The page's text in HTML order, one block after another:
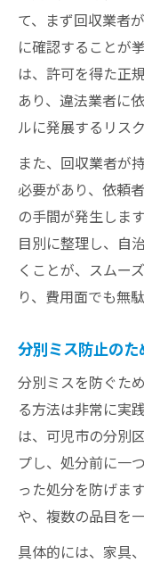
て、まず回収業者
に確認することが
は、許可を得た正
あり、違法業者に
ルに発展するリス
また、回収業者が
必要があり、依頼
の手間が発生しま
目別に整理し、自
くことが、スムー
り、費用面でも無
分別ミス防止の
分別ミスを防ぐた
る方法は非常に実
は、可児市の分別
プし、処分前に一
った処分を防げま
や、複数の品目を
具体的には、家具